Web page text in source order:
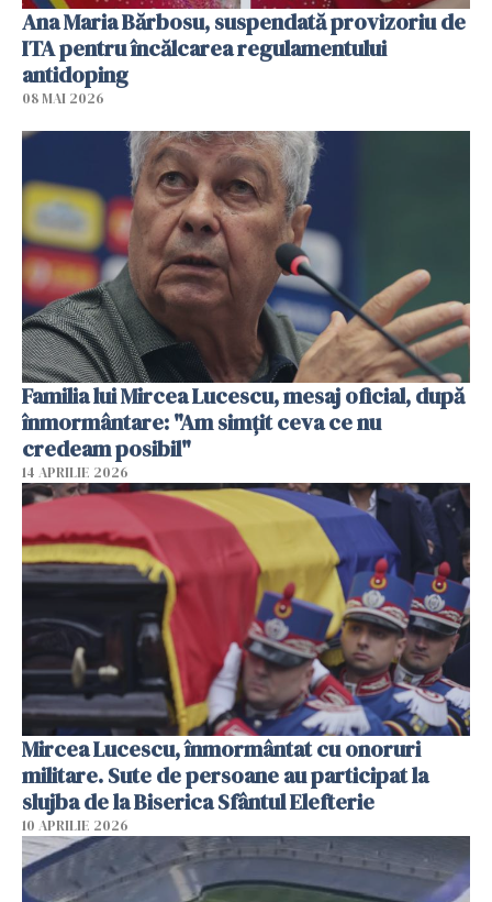
Ana Maria Bărbosu, suspendată provizoriu de
ITA pentru încălcarea regulamentului
antidoping
08 MAI 2026
Familia lui Mircea Lucescu, mesaj oficial, după
înmormântare: "Am simțit ceva ce nu
credeam posibil"
14 APRILIE 2026
Mircea Lucescu, înmormântat cu onoruri
militare. Sute de persoane au participat la
slujba de la Biserica Sfântul Elefterie
10 APRILIE 2026